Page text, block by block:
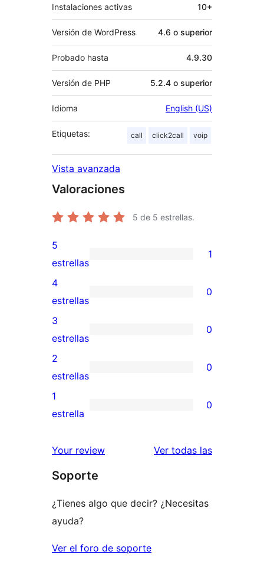
Instalaciones activas 10+
Versión de WordPress 4.6 o superior
Probado hasta 4.9.30
Versión de PHP 5.2.4 o superior
Idioma English (US)
Etiquetas: call click2call voip
Vista avanzada
Valoraciones
5 de 5 estrellas.
1
valoración
de
5
estrellas
5
estrellas
1
0
valoraciones
de
4
estrellas
4
estrellas
0
0
valoraciones
de
3
estrellas
3
estrellas
0
0
valoraciones
de
estrellas
2
estrellas
0
0
de
estrellas
1
estrella
0
Your review Ver todas las
Soporte
¿Tienes algo que decir? ¿Necesitas
ayuda?
Ver el foro de soporte